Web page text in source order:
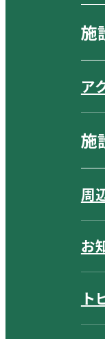
施
ア
施
周
お
ト